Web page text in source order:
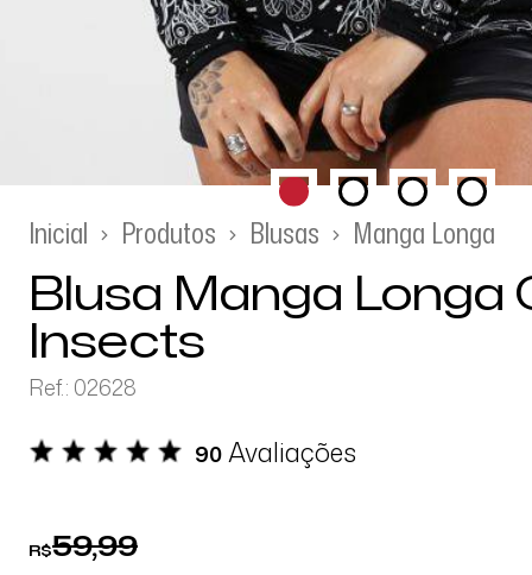
Inicial Produtos Blusas Manga Longa
Blusa Manga Longa
Insects
Ref.: 02628
90Avaliações
R$59,99